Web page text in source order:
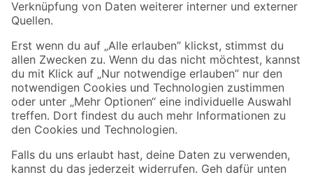
Sicher einkaufen
Jetzt die toom-App herunterladen
Alle Preisangaben in EUR inkl. gesetzl. MwSt.. Die dargestellten Angebote sind unter